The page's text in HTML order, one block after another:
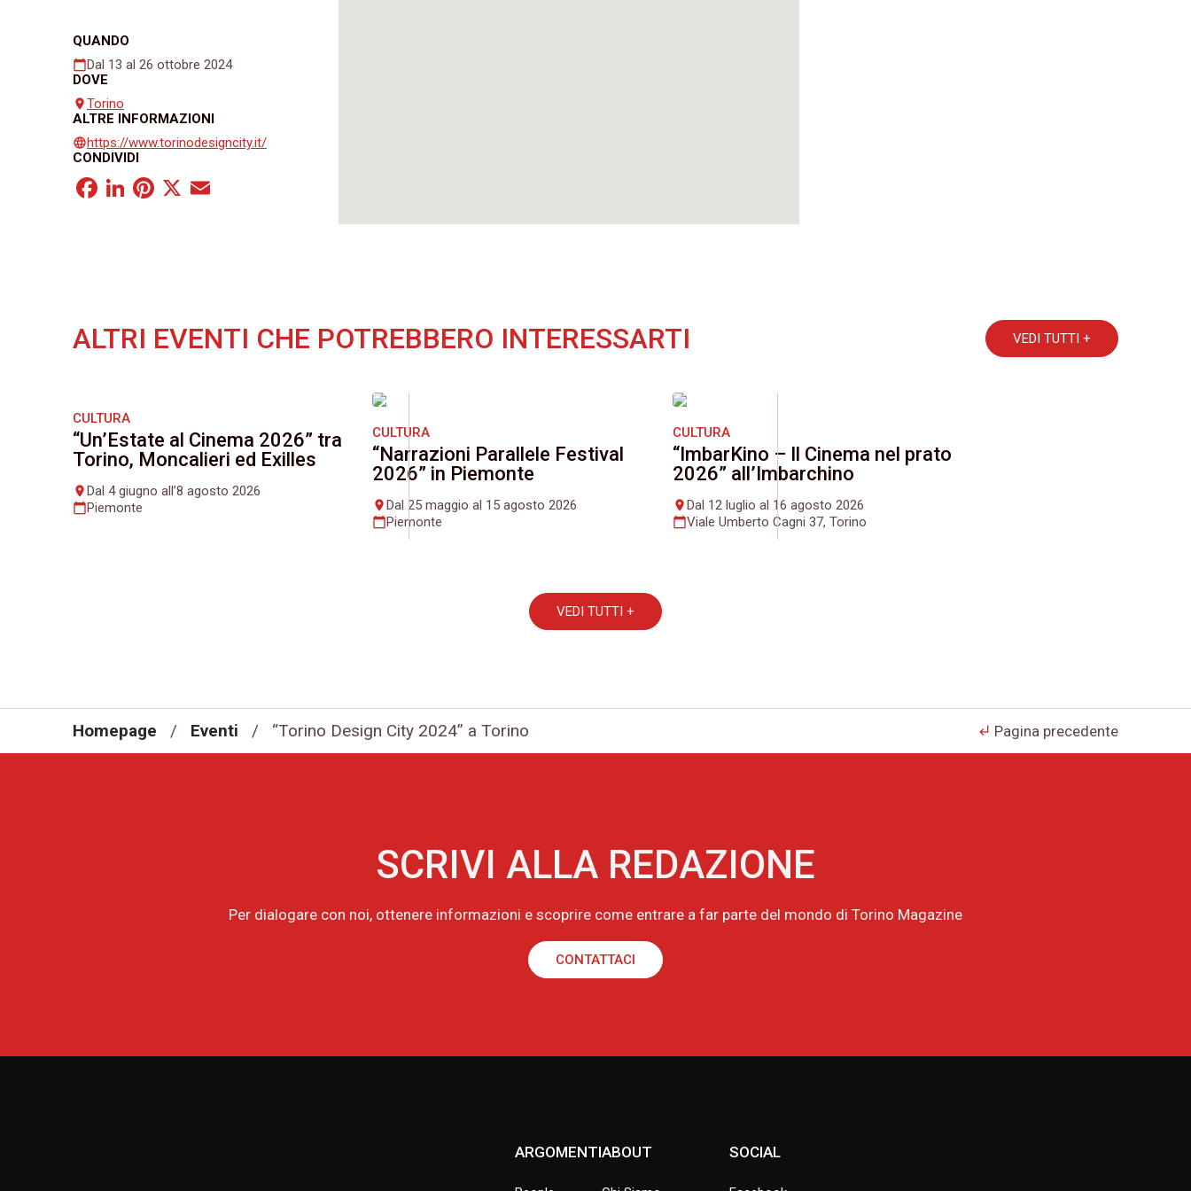
QUANDO
calendar_todayDal 13 al 26 ottobre 2024
DOVE
placeTorino
ALTRE INFORMAZIONI
languagehttps://www.torinodesigncity.it/
CONDIVIDI
Facebook
LinkedIn
Pinterest
X
ALTRI EVENTI CHE POTREBBERO INTERESSARTI VEDI TUTTI +
CULTURA
“Un’Estate al Cinema 2026” tra
Torino, Moncalieri ed Exilles
placeDal 4 giugno all’8 agosto 2026
calendar_todayPiemonte
CULTURA
“Narrazioni Parallele Festival
2026” in Piemonte
place Dal 25 maggio al 15 agosto 2026
calendar_todayPiemonte
CULTURA
“ImbarKino – Il Cinema nel prato
2026” all’Imbarchino
placeDal 12 luglio al 16 agosto 2026
calendar_todayViale Umberto Cagni 37, Torino
VEDI TUTTI +
Homepage / Eventi / “Torino Design City 2024” a Torino subdirectory_arrow_left Pagina precedente
SCRIVI ALLA REDAZIONE
Per dialogare con noi, ottenere informazioni e scoprire come entrare a far parte del mondo di Torino Magazine
CONTATTACI
ARGOMENTIABOUT SOCIAL